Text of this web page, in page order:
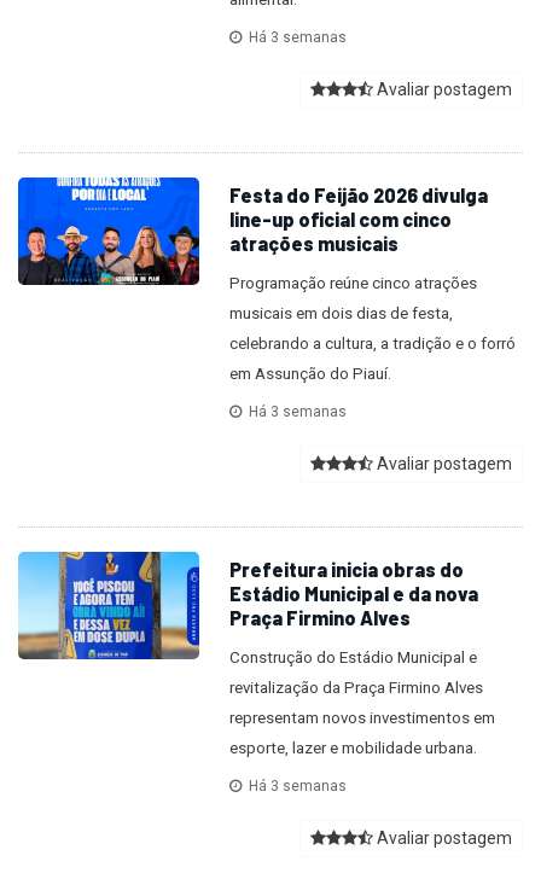
Há 3 semanas
Avaliar postagem
Festa do Feijão 2026 divulga
line-up oficial com cinco
atrações musicais
Programação reúne cinco atrações
musicais em dois dias de festa,
celebrando a cultura, a tradição e o forró
em Assunção do Piauí.
Há 3 semanas
Avaliar postagem
Prefeitura inicia obras do
Estádio Municipal e da nova
Praça Firmino Alves
Construção do Estádio Municipal e
revitalização da Praça Firmino Alves
representam novos investimentos em
esporte, lazer e mobilidade urbana.
Há 3 semanas
Avaliar postagem